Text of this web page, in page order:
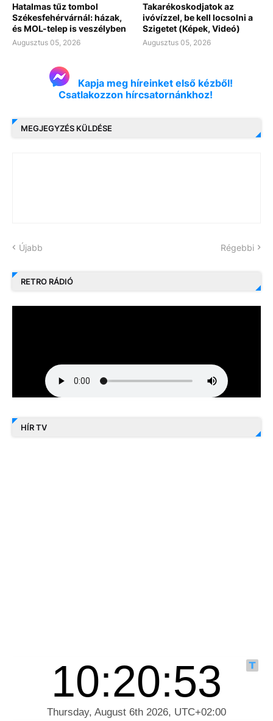
Hatalmas tűz tombol
Székesfehérvárnál: házak,
és MOL-telep is veszélyben
Augusztus 05, 2026
Takarékoskodjatok az
ivóvízzel, be kell locsolni a
Szigetet (Képek, Videó)
Augusztus 05, 2026
Kapja meg híreinket első kézből!
Csatlakozzon hírcsatornánkhoz!
MEGJEGYZÉS KÜLDÉSE
Újabb Régebbi
RETRO RÁDIÓ
HÍR TV